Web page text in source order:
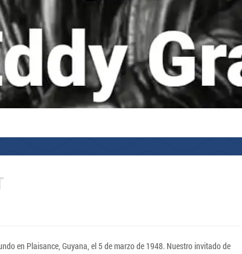
en Plaisance, Guyana, el 5 de marzo de 1948. Nuestro invitado de